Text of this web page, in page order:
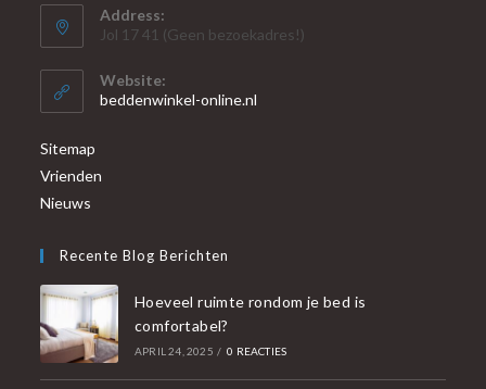
Address:
Jol 17 41 (Geen bezoekadres!)
Website:
beddenwinkel-online.nl
Sitemap
Vrienden
Nieuws
Recente Blog Berichten
Hoeveel ruimte rondom je bed is
comfortabel?
APRIL 24, 2025 / 0 REACTIES